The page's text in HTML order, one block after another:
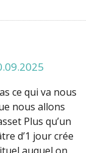
ce qui va nous
nous allons
Plus qu’un
d’1 jour crée